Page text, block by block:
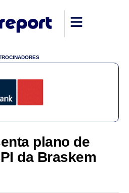
plano de
da Braskem